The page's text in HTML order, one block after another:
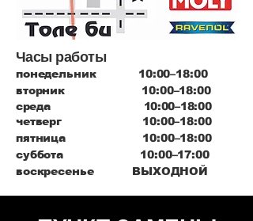
Часы работы
понедельник 10:00–18:00
вторник 10:00–18:00
среда 10:00–18:00
четверг 10:00–18:00
пятница 10:00–18:00
суббота 10:00–17:00
воскресенье ВЫХОДНОЙ